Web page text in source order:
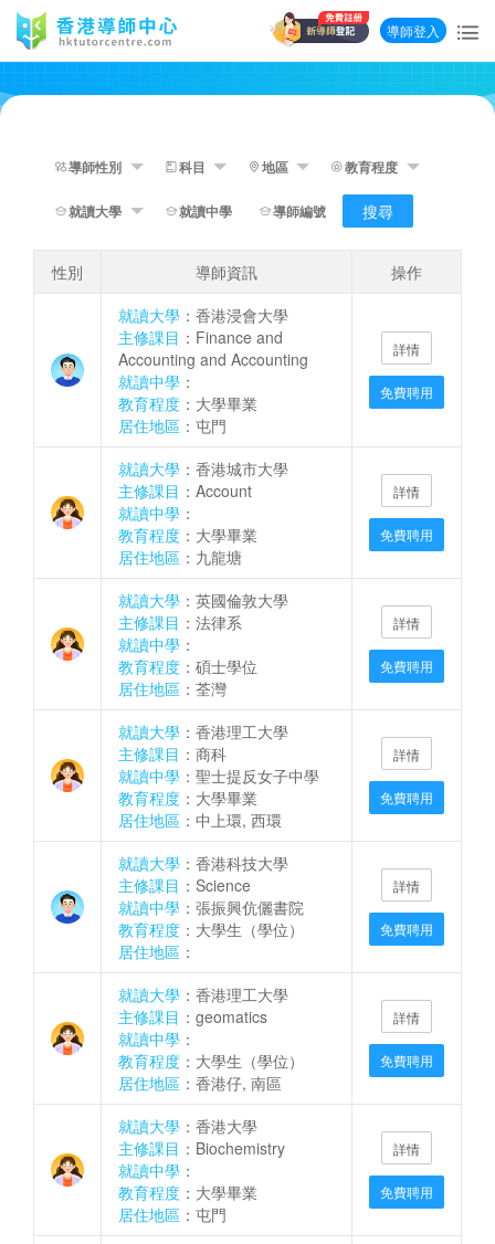
導師登入
搜尋
性別 導師資訊
操作
就讀大學 ：香港浸會大學
主修課目 ：Finance and
Accounting and Accounting
就讀中學 ：
教育程度 ：大學畢業
居住地區 ：屯門
詳情
免費聘用
就讀大學 ：香港城市大學
主修課目 ：Account
就讀中學 ：
教育程度 ：大學畢業
居住地區 ：九龍塘
詳情
免費聘用
就讀大學 ：英國倫敦大學
主修課目 ：法律系
就讀中學 ：
教育程度 ：碩士學位
居住地區 ：荃灣
詳情
免費聘用
就讀大學 ：香港理工大學
主修課目 ：商科
就讀中學 ：聖士提反女子中學
教育程度 ：大學畢業
居住地區 ：中上環, 西環
詳情
免費聘用
就讀大學 ：香港科技大學
主修課目 ：Science
就讀中學 ：張振興伉儷書院
教育程度 ：大學生（學位）
居住地區 ：
詳情
免費聘用
就讀大學 ：香港理工大學
主修課目 ：geomatics
就讀中學 ：
教育程度 ：大學生（學位）
居住地區 ：香港仔, 南區
詳情
免費聘用
就讀大學 ：香港大學
主修課目 ：Biochemistry
就讀中學 ：
教育程度 ：大學畢業
居住地區 ：屯門
詳情
免費聘用